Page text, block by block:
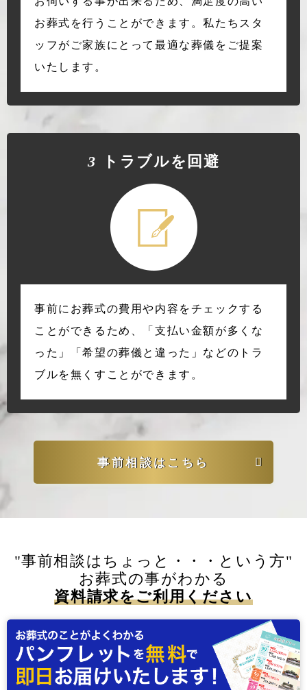
お葬式を行うことができます。私たちスタ
ッフがご家族にとって最適な葬儀をご提案
いたします。
3 トラブルを回避
事前にお葬式の費用や内容をチェックする
ことができるため、「支払い金額が多くな
った」「希望の葬儀と違った」などのトラ
ブルを無くすことができます。
事前相談はこちら
"事前相談はちょっと・・・という方"
お葬式の事がわかる
資料請求をご利用ください